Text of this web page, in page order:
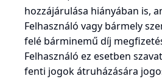
hozzájárulása hiányában is,
Felhasználó vagy bármely
felé bárminemű díj
Felhasználó ez esetben
fenti jogok átruházására